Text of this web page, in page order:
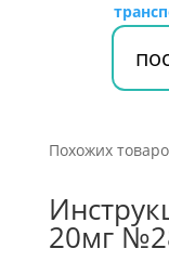
Похожих
20мг